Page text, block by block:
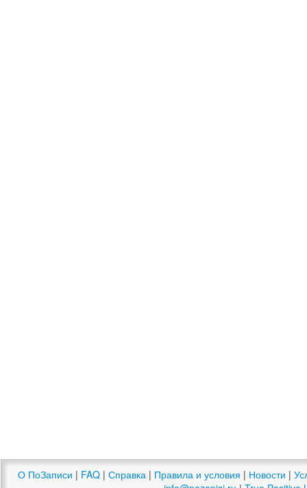
О ПоЗаписи | FAQ | Справка | Правила и условия | Новости |